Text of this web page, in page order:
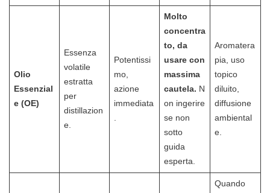
Olio
Essenzial
e (OE)
Essenza
volatile
estratta
per
distillazion
e.
Potentissi
mo,
azione
immediata
.
Molto
concentra
to, da
usare con
massima
cautela. N
on ingerire
se non
sotto
guida
esperta.
Aromatera
pia, uso
topico
diluito,
diffusione
ambiental
e.
Quando